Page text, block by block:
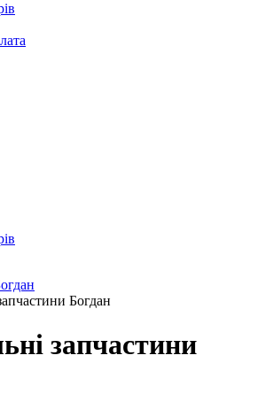
Богдан
запчастини